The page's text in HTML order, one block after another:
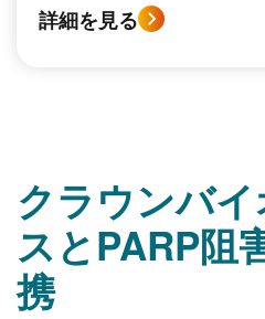
詳細を見る
クラウンバ
スとPARP阻
携